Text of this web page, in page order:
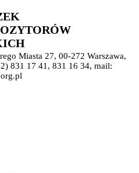
Miasta 27, 00-272 Warszawa,
831 17 41, 831 16 34, mail: